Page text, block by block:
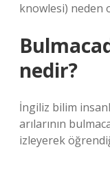
knowlesi) neden
nedir?
İngiliz bilim
arılarının
izleyerek